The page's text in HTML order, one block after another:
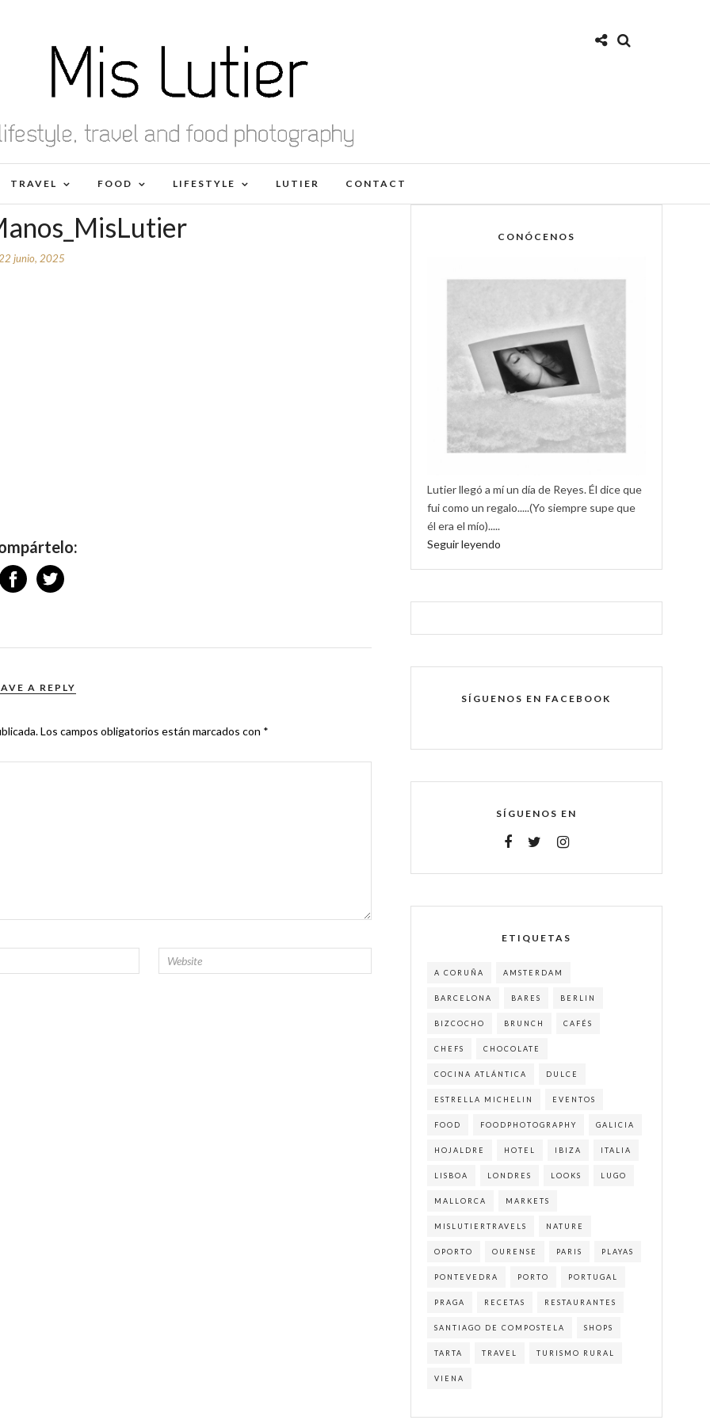
TRAVEL FOOD LIFESTYLE LUTIER CONTACT
junio, 2025
A REPLY
Los campos obligatorios están marcados con *
CONÓCENOS
Lutier llegó a mí un día de Reyes. Él dice que
fui como un regalo.....(Yo siempre supe que
él era el mío).....
Seguir leyendo
SÍGUENOS EN FACEBOOK
SÍGUENOS EN
ETIQUETAS
A CORUÑA AMSTERDAM
BARCELONA BARES BERLIN
BIZCOCHO BRUNCH CAFÉS
CHEFS CHOCOLATE
COCINA ATLÁNTICA DULCE
ESTRELLA MICHELIN EVENTOS
FOOD FOODPHOTOGRAPHY GALICIA
HOJALDRE HOTEL IBIZA ITALIA
LISBOA LONDRES LOOKS LUGO
MALLORCA MARKETS
MISLUTIERTRAVELS NATURE
OPORTO OURENSE PARIS PLAYAS
PONTEVEDRA PORTO PORTUGAL
PRAGA RECETAS RESTAURANTES
SANTIAGO DE COMPOSTELA SHOPS
TARTA TRAVEL TURISMO RURAL
VIENA